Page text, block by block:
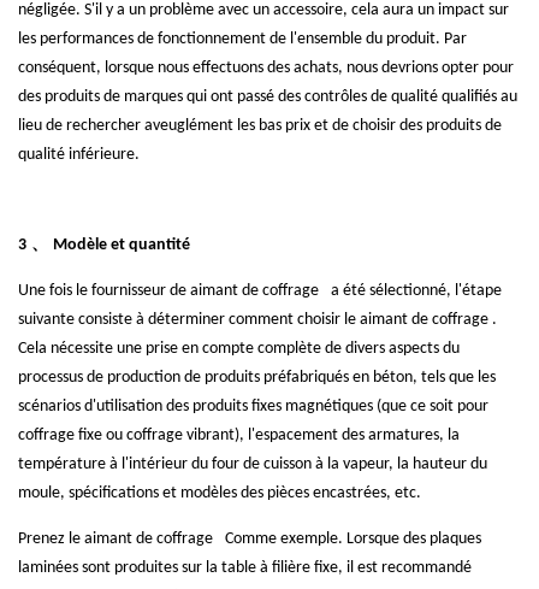
négligée. S'il y a un problème avec un accessoire, cela aura un impact sur
les performances de fonctionnement de l'ensemble du produit. Par
conséquent, lorsque nous effectuons des achats, nous devrions opter pour
des produits de marques qui ont passé des contrôles de qualité qualifiés au
lieu de rechercher aveuglément les bas prix et de choisir des produits de
qualité inférieure.
3 、 Modèle et quantité
Une fois le fournisseur de aimant de coffrage
a été sélectionné, l'étape
suivante consiste à déterminer comment choisir le aimant de coffrage .
Cela nécessite une prise en compte complète de divers aspects du
processus de production de produits préfabriqués en béton, tels que les
scénarios d'utilisation des produits fixes magnétiques (que ce soit pour
coffrage fixe ou coffrage vibrant), l'espacement des armatures, la
température à l'intérieur du four de cuisson à la vapeur, la hauteur du
moule, spécifications et modèles des pièces encastrées, etc.
Prenez le aimant de coffrage
Comme exemple. Lorsque des plaques
laminées sont produites sur la table à filière fixe, il est recommandé